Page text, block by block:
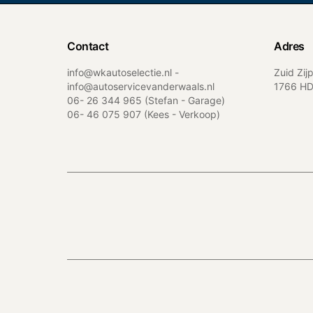
Contact
info@wkautoselectie.nl -
info@autoservicevanderwaals.nl
06- 26 344 965 (Stefan - Garage)
06- 46 075 907 (Kees - Verkoop)
Adres
Zuid
1766